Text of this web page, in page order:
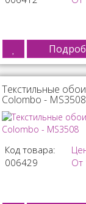
Текстильные
Colombo - MS3508
Код товара:
006429
От